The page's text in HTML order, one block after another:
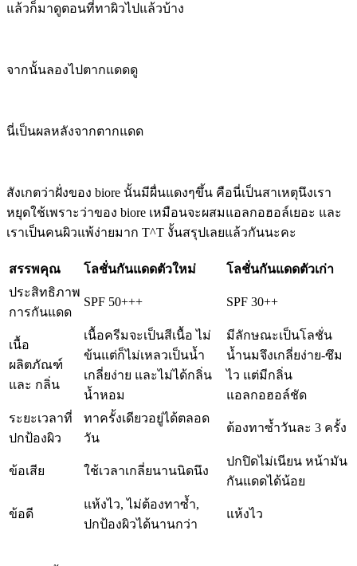
แล้วก็มาดูตอนที่ทาผิวไปแล้วบ้าง
จากนั้นลองไปตากแดดดู
นี่เป็นผลหลังจากตากแดด
สังเกตว่าฝั่งของ biore นั้นมีผื่นแดงๆขึ้น คือนี่เป็นสาเหตุนึงเรา
หยุดใช้เพราะว่าของ biore เหมือนจะผสมแอลกอฮอล์เยอะ และ
เราเป็นคนผิวแพ้ง่ายมาก T^T งั้นสรุปเลยแล้วกันนะคะ
สรรพคุณ โลชั่นกันแดดตัวใหม่
โลชั่นกันแดดตัวเก่า
ประสิทธิภาพ
การกันแดด
SPF 50+++ SPF 30++
เนื้อ
ผลิตภัณฑ์
และ กลิ่น
เนื้อครีมจะเป็นสีเนื้อ ไม่
ข้นแต่ก็ไม่เหลวเป็นน้ำ
เกลี่ยง่าย และไม่ได้กลิ่น
น้ำหอม
มีลักษณะเป็นโลชั่น
น้ำนมจึงเกลี่ยง่าย-ซึม
ไว แต่มีกลิ่น
แอลกอฮอล์ชัด
ระยะเวลาที่
ปกป้องผิว
ทาครั้งเดียวอยู่ได้ตลอด
วัน
ต้องทาซ้ำวันละ 3 ครั้ง
ข้อเสีย ใช้เวลาเกลี่ยนานนิดนึง
ปกปิดไม่เนียน หน้ามัน
กันแดดได้น้อย
ข้อดี
แห้งไว, ไม่ต้องทาซ้ำ,
ปกป้องผิวได้นานกว่า
แห้งไว